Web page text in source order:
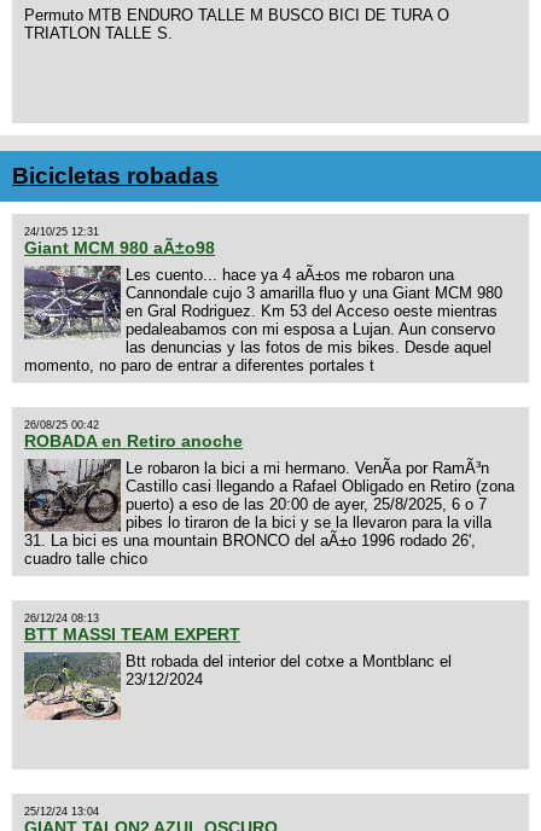
Permuto MTB ENDURO TALLE M BUSCO BICI DE TURA O
TRIATLON TALLE S.
Bicicletas robadas
24/10/25 12:31
Giant MCM 980 aÃ±o98
Les cuento... hace ya 4 aÃ±os me robaron una
Cannondale cujo 3 amarilla fluo y una Giant MCM 980
en Gral Rodriguez. Km 53 del Acceso oeste mientras
pedaleabamos con mi esposa a Lujan. Aun conservo
las denuncias y las fotos de mis bikes. Desde aquel
momento, no paro de entrar a diferentes portales t
26/08/25 00:42
ROBADA en Retiro anoche
Le robaron la bici a mi hermano. VenÃ­a por RamÃ³n
Castillo casi llegando a Rafael Obligado en Retiro (zona
puerto) a eso de las 20:00 de ayer, 25/8/2025, 6 o 7
pibes lo tiraron de la bici y se la llevaron para la villa
31. La bici es una mountain BRONCO del aÃ±o 1996 rodado 26',
cuadro talle chico
26/12/24 08:13
BTT MASSI TEAM EXPERT
Btt robada del interior del cotxe a Montblanc el
23/12/2024
25/12/24 13:04